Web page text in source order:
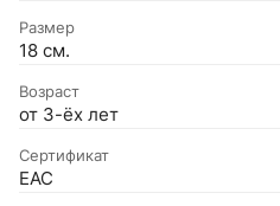
Размер
18 см.
Возраст
от 3-ёх лет
Сертификат
EAC